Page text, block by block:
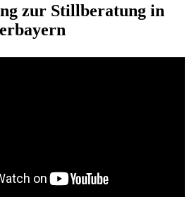
zur Stillberatung in